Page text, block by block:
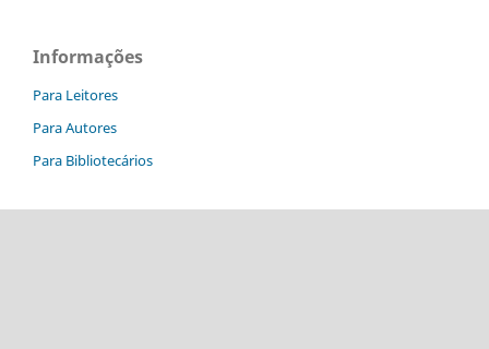
Informações
Para Leitores
Para Autores
Para Bibliotecários